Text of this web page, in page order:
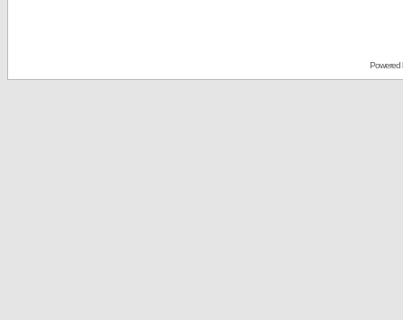
Powered